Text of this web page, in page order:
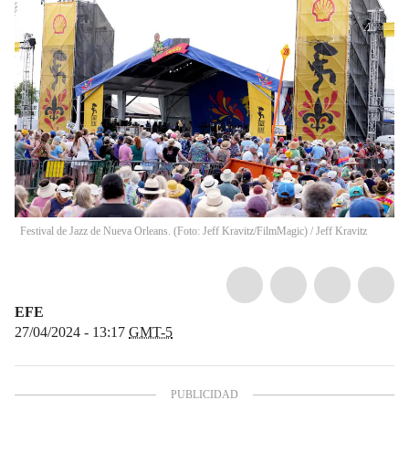
Festival de Jazz de Nueva Orleans. (Foto: Jeff Kravitz/FilmMagic) / Jeff Kravitz
EFE
27/04/2024 - 13:17 GMT-5